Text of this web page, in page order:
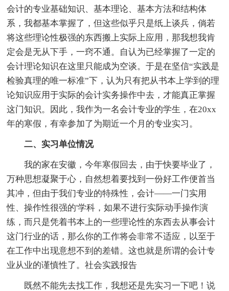
会计的专业基础知识、基本理论、基本方法和结构体
系，我都基本掌握了，但这些似乎只是纸上谈兵，倘若
将这些理论性极强的东西搬上实际上应用，那我想我肯
定会是无从下手，一窍不通。自认为已经掌握了一定的
会计理论知识在这里只能成为空谈。于是在坚信“实践是
检验真理的唯一标准”下，认为只有把从书本上学到的理
论知识应用于实际的会计实务操作中去，才能真正掌握
这门知识。因此，我作为一名会计专业的学生，在20xx
年的寒假，有幸参加了为期近一个月的专业实习。
二、实习单位情况
我的家在安徽，今年寒假回去，由于快要毕业了，
万种思想凝聚于心，自然想着要找到一份好工作便首当
其冲，但由于我们专业的特殊性，会计——一门实用
性、操作性很强的'学科，如果不进行实际动手操作演
练，而只是凭着书本上的一些理论性的东西去从事会计
这门行业的话，那么你的工作将会非常不适应，以至于
在工作中出现意想不到的差错。这也就是所谓的会计专
业从业的谨慎性了。社会实践报告
既然不能先去找工作，我想还是先实习一下吧！说